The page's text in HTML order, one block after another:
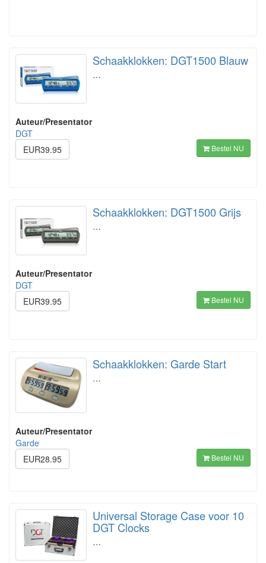
Schaakklokken: DGT1500 Blauw
…
Auteur/Presentator
DGT
EUR39.95
Bestel NU
Schaakklokken: DGT1500 Grijs
…
Auteur/Presentator
DGT
EUR39.95
Bestel NU
Schaakklokken: Garde Start
…
Auteur/Presentator
Garde
EUR28.95
Bestel NU
Universal Storage Case voor 10
DGT Clocks
…